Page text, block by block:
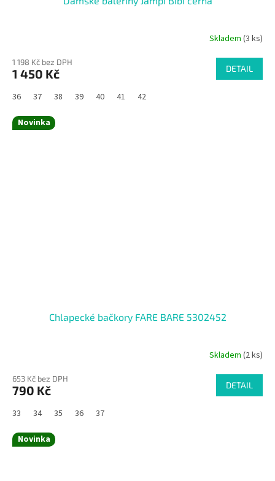
Skladem (3 ks)
1 198 Kč bez DPH
1 450 Kč DETAIL
36 37 38 39 40 41 42
Novinka
Chlapecké bačkory FARE BARE 5302452
Skladem (2 ks)
653 Kč bez DPH
790 Kč DETAIL
33 34 35 36 37
Novinka